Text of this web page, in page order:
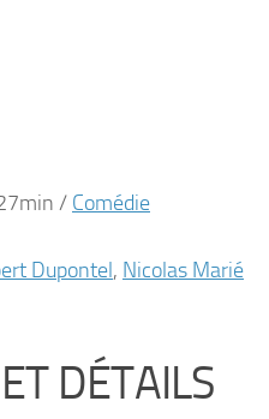
/ Comédie
Dupontel, Nicolas Marié
DÉTAILS